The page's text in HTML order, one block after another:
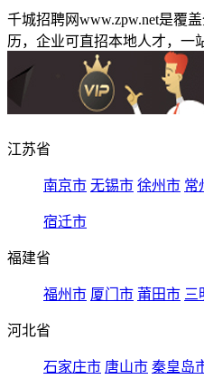
千城招聘网www.zpw.net是覆
历，企业可直招本地人才，一
江苏省
南京市 无锡市 徐州市 常
宿迁市
福建省
福州市 厦门市 莆田市 三
河北省
石家庄市 唐山市 秦皇岛